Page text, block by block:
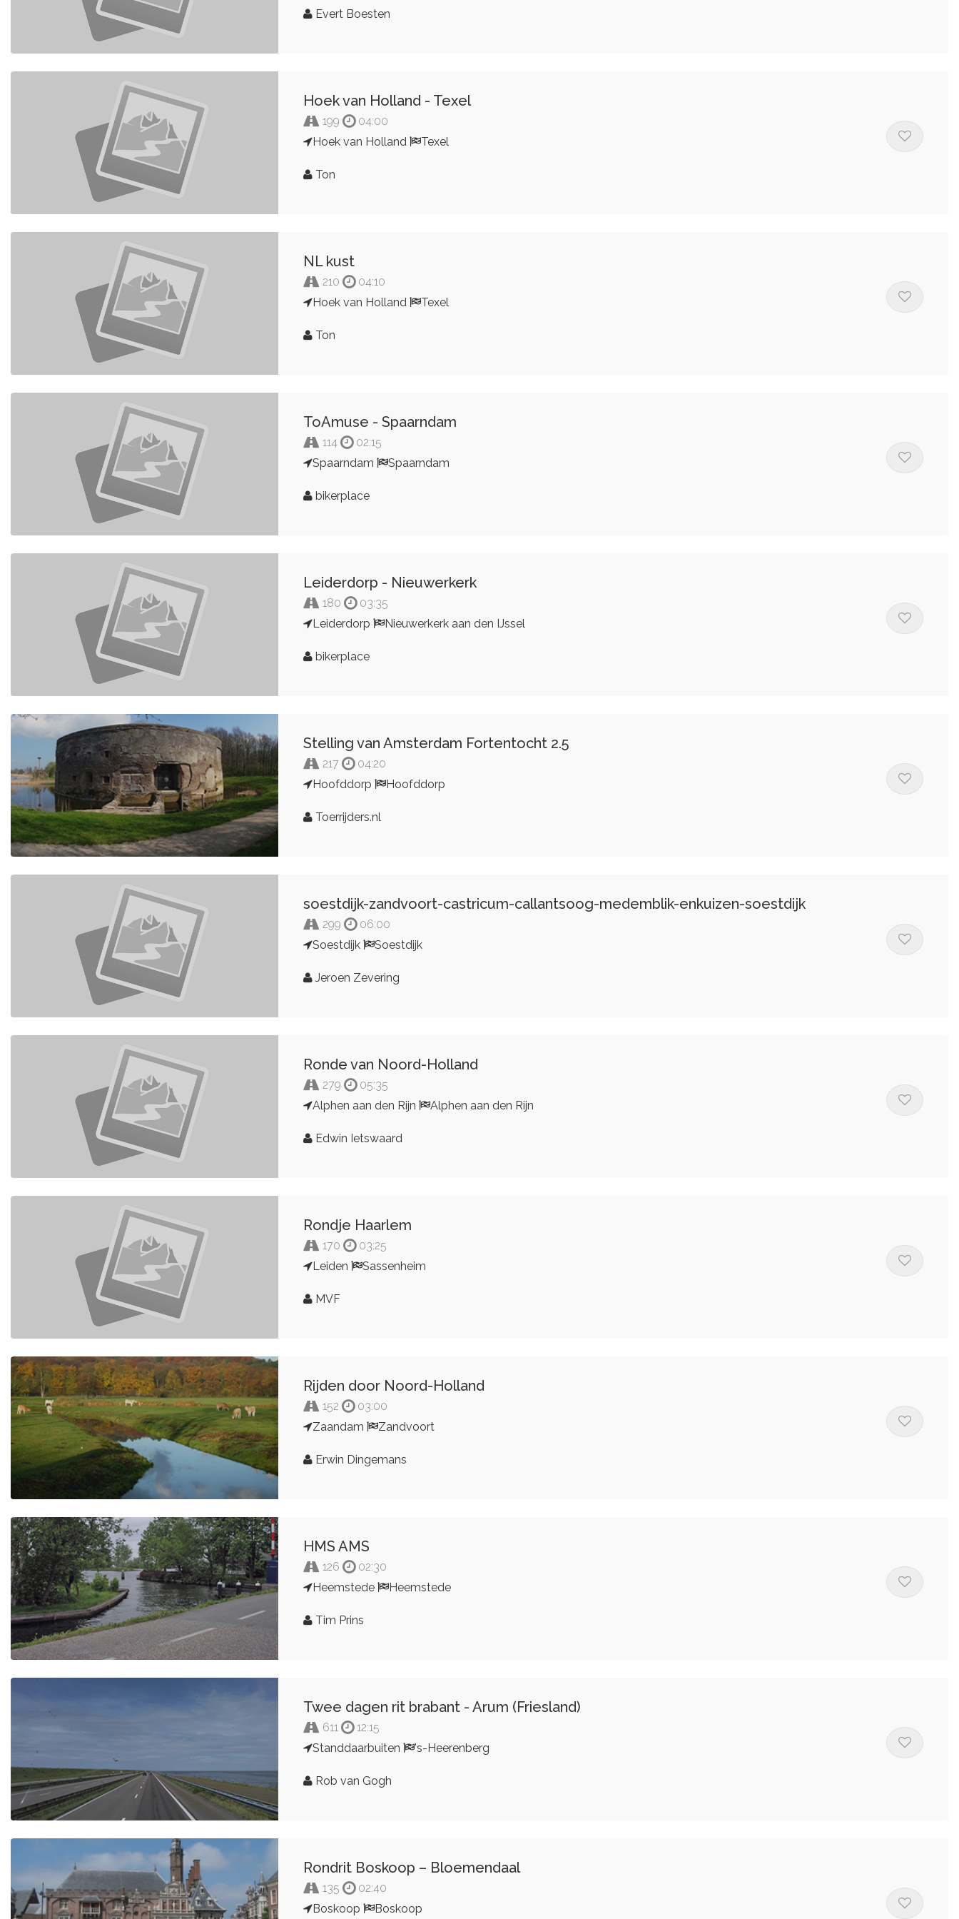
Evert Boesten
Hoek van Holland - Texel
199
04:00
Hoek van Holland
Texel
Ton
NL kust
210
04:10
Hoek van Holland
Texel
Ton
ToAmuse - Spaarndam
114
02:15
Spaarndam
Spaarndam
bikerplace
Leiderdorp - Nieuwerkerk
180
03:35
Leiderdorp
Nieuwerkerk aan den IJssel
bikerplace
Stelling van Amsterdam Fortentocht 2.5
217
04:20
Hoofddorp
Hoofddorp
Toerrijders.nl
soestdijk-zandvoort-castricum-callantsoog-medemblik-enkuizen-soestdijk
299
06:00
Soestdijk
Soestdijk
Jeroen Zevering
Ronde van Noord-Holland
279
05:35
Alphen aan den Rijn
Alphen aan den Rijn
Edwin Ietswaard
Rondje Haarlem
170
03:25
Leiden
Sassenheim
MVF
Rijden door Noord-Holland
152
03:00
Zaandam
Zandvoort
Erwin Dingemans
HMS AMS
126
02:30
Heemstede
Heemstede
Tim Prins
Twee dagen rit brabant - Arum (Friesland)
611
12:15
Standdaarbuiten
's-Heerenberg
Rob van Gogh
Rondrit Boskoop – Bloemendaal
135
02:40
Boskoop
Boskoop